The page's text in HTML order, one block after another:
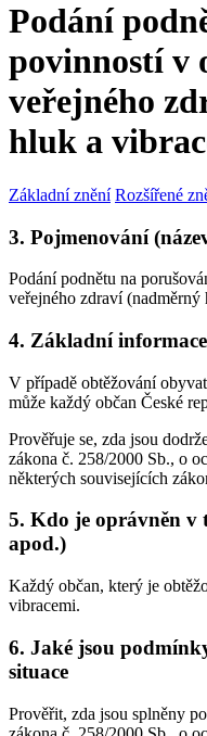
Podání
povinností v
veřejného
hluk a
Základní znění Rozšířené
3. Pojmenování
Podání podnětu na
veřejného zdraví (nadměrný
4. Základní
V případě obtěžování
může každý občan České
Prověřuje se, zda jsou
zákona č. 258/2000 Sb., o
některých souvisejících
5. Kdo je oprávněn v
apod.)
Každý občan, který je
vibracemi.
6. Jaké jsou
situace
Prověřit, zda jsou splněny